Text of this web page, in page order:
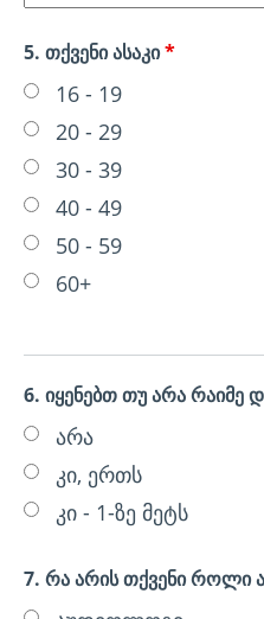
5. თქვენი ასაკი*
16 - 19
20 - 29
30 - 39
40 - 49
50 - 59
60+
6. იყენებთ თუ არა რაიმე
არა
კი, ერთს
კი - 1-ზე მეტს
7. რა არის თქვენი როლი